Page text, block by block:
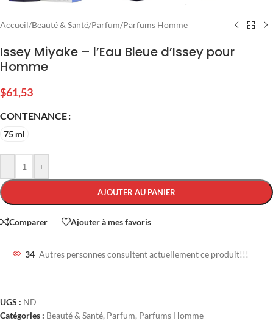
Accueil/Beauté & Santé/Parfum/Parfums Homme
Issey Miyake – l’Eau Bleue d’Issey pour
Homme
$61,53
CONTENANCE
75 ml
- +
AJOUTER AU PANIER
Comparer Ajouter à mes favoris
34 Autres personnes consultent actuellement ce produit!!!
UGS : ND
Catégories : Beauté & Santé, Parfum, Parfums Homme